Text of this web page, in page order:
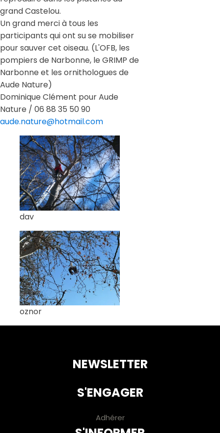
grand Castelou.
Un grand merci à tous les
participants qui ont su se mobiliser
pour sauver cet oiseau. (L'OFB, les
pompiers de Narbonne, le GRIMP de
Narbonne et les ornithologues de
Aude Nature)
Dominique Clément pour Aude
Nature / 06 88 35 50 90
aude.nature@hotmail.com
dav
oznor
NEWSLETTER
S'ENGAGER
Adhérer